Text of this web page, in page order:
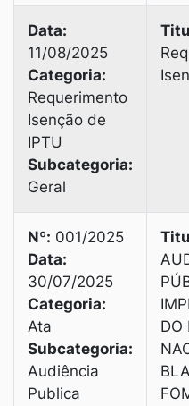
Data:
11/08/2025
Categoria:
Requerimento
Isenção de
IPTU
Subcategoria:
Geral
Nº: 001/2025
Data:
30/07/2025
Categoria:
Ata
Subcategoria:
Audiência
Publica
DO